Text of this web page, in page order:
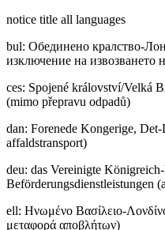
notice title all languages
bul: Обединено кралство-
изключение на извозването
ces: Spojené království/Velká
(mimo přepravu odpadů)
dan: Forenede Kongerige,
affaldstransport)
deu: das Vereinigte
Beförderungsdienstleistungen
ell: Ηνωμένο Βασίλειο-
μεταφορά αποβλήτων)